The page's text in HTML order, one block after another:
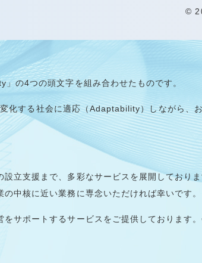
©
の4つの頭文字を組み合わせたものです。
化する社会に適応（Adaptability）しながら、
立支援まで、多彩なサービスを展開しており
中核に近い業務に専念いただければ幸いです。
サポートするサービスをご提供しております